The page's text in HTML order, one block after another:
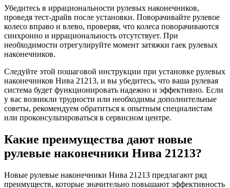
Убедитесь в иррациональности рулевых наконечников,
проведя тест-драйв после установки. Поворачивайте рулевое
колесо вправо и влево, проверяя, что колеса поворачиваются
синхронно и иррациональность отсутствует. При
необходимости отрегулируйте момент затяжки гаек рулевых
наконечников.
Следуйте этой пошаговой инструкции при установке рулевых
наконечников Нива 21213, и вы убедитесь, что ваша рулевая
система будет функционировать надежно и эффективно. Если
у вас возникли трудности или необходимы дополнительные
советы, рекомендуем обратиться к опытным специалистам
или проконсультироваться в сервисном центре.
Какие преимущества дают новые
рулевые наконечники Нива 21213?
Новые рулевые наконечники Нива 21213 предлагают ряд
преимуществ, которые значительно повышают эффективность